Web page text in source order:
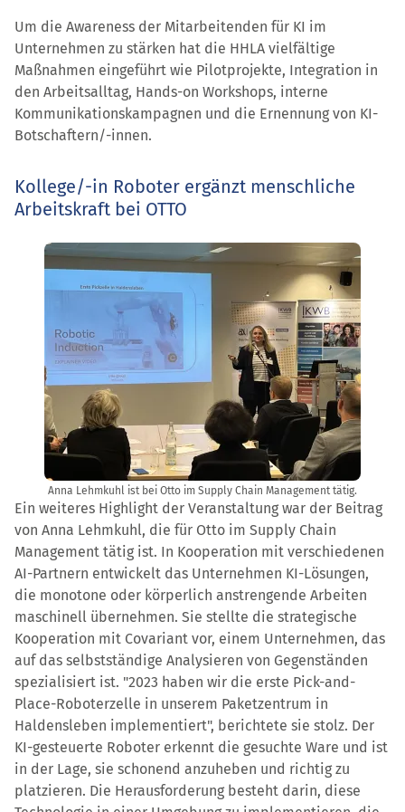
Um die Awareness der Mitarbeitenden für KI im
Unternehmen zu stärken hat die HHLA vielfältige
Maßnahmen eingeführt wie Pilotprojekte, Integration in
den Arbeitsalltag, Hands-on Workshops, interne
Kommunikationskampagnen und die Ernennung von KI-
Botschaftern/-innen.
Kollege/-in Roboter ergänzt menschliche
Arbeitskraft bei OTTO
Anna Lehmkuhl ist bei Otto im Supply Chain Management tätig.
Ein weiteres Highlight der Veranstaltung war der Beitrag
von Anna Lehmkuhl, die für Otto im Supply Chain
Management tätig ist. In Kooperation mit verschiedenen
AI-Partnern entwickelt das Unternehmen KI-Lösungen,
die monotone oder körperlich anstrengende Arbeiten
maschinell übernehmen. Sie stellte die strategische
Kooperation mit Covariant vor, einem Unternehmen, das
auf das selbstständige Analysieren von Gegenständen
spezialisiert ist. "2023 haben wir die erste Pick-and-
Place-Roboterzelle in unserem Paketzentrum in
Haldensleben implementiert", berichtete sie stolz. Der
KI-gesteuerte Roboter erkennt die gesuchte Ware und ist
in der Lage, sie schonend anzuheben und richtig zu
platzieren. Die Herausforderung besteht darin, diese